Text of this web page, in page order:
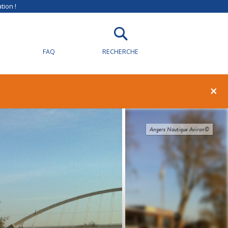
!
FAQ RECHERCHE
×
Angers Nautique Aviron©